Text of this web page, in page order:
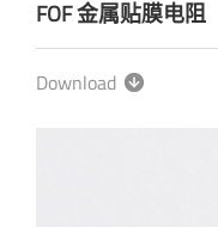
FOF 金属贴膜电阻
Download